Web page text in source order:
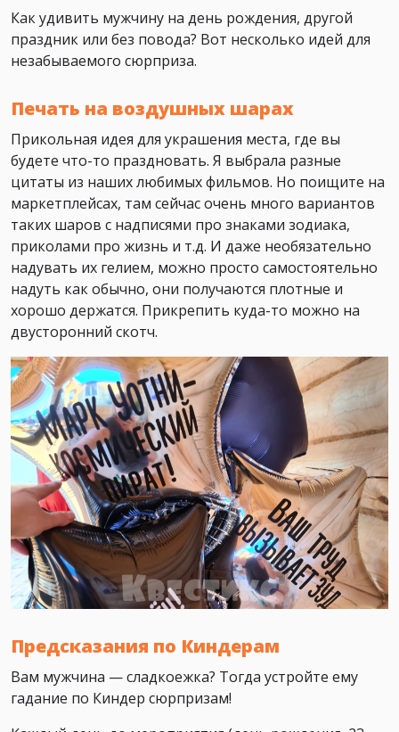
Как удивить мужчину на день рождения, другой
праздник или без повода? Вот несколько идей для
незабываемого сюрприза.
Печать на воздушных шарах
Прикольная идея для украшения места, где вы
будете что-то праздновать. Я выбрала разные
цитаты из наших любимых фильмов. Но поищите на
маркетплейсах, там сейчас очень много вариантов
таких шаров с надписями про знаками зодиака,
приколами про жизнь и т.д. И даже необязательно
надувать их гелием, можно просто самостоятельно
надуть как обычно, они получаются плотные и
хорошо держатся. Прикрепить куда-то можно на
двусторонний скотч.
Предсказания по Киндерам
Вам мужчина — сладкоежка? Тогда устройте ему
гадание по Киндер сюрпризам!